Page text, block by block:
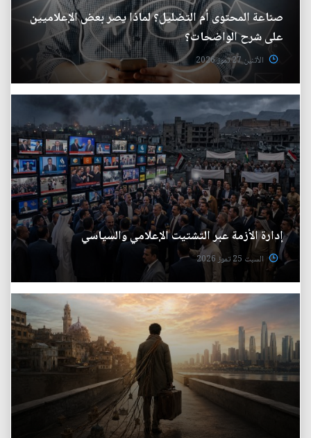
صناعة المحتوى أم التضليل؟ لماذا يصر بعض الإعلاميين
على شرح الواضحات؟
الأثنين 27 تموز 2026
إدارة الأزمة عبر التشتيت الإعلامي والسياسي
السبت 25 تموز 2026